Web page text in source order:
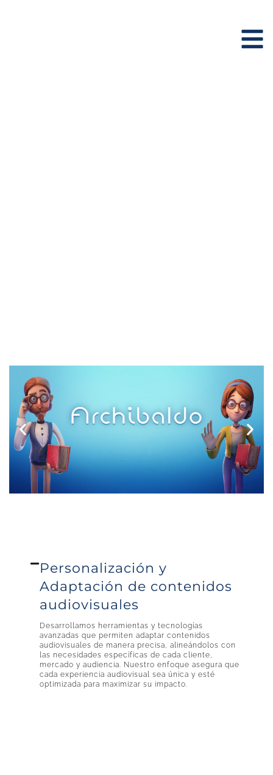
Personalización y
Adaptación de contenidos
audiovisuales
Desarrollamos herramientas y tecnologías
avanzadas que permiten adaptar contenidos
audiovisuales de manera precisa, alineándolos con
las necesidades específicas de cada cliente,
mercado y audiencia. Nuestro enfoque asegura que
cada experiencia audiovisual sea única y esté
optimizada para maximizar su impacto.